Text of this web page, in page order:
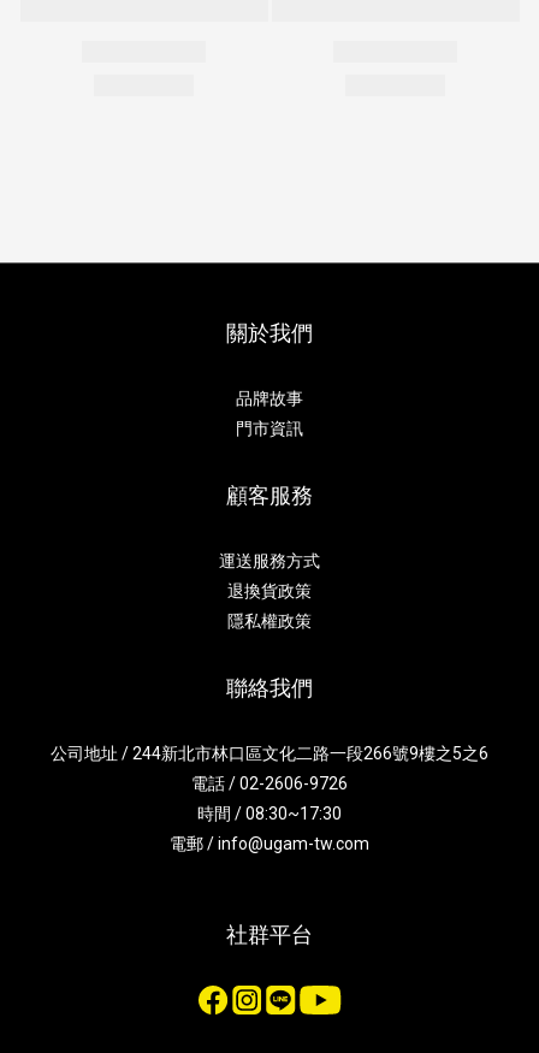
關於我們
品牌故事
門市資訊
顧客服務
運送服務方式
退換貨政策
隱私權政策
聯絡我們
公司地址 / 244新北市林口區文化二路一段266號9樓之5之6
電話 / 02-2606-9726
時間 / 08:30~17:30
電郵 / info@ugam-tw.com
社群平台